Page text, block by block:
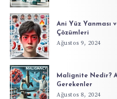
Ani Yüz Yanması
Çözümleri
Ağustos 9, 2024
Malignite Nedir?
Gerekenler
Ağustos 8, 2024